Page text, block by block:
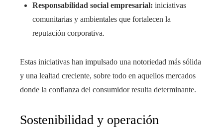
Responsabilidad social empresarial: iniciativas
comunitarias y ambientales que fortalecen la
reputación corporativa.
Estas iniciativas han impulsado una notoriedad más sólida
y una lealtad creciente, sobre todo en aquellos mercados
donde la confianza del consumidor resulta determinante.
Sostenibilidad y operación